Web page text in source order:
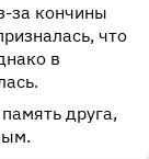
за кончины
что
в
друга,